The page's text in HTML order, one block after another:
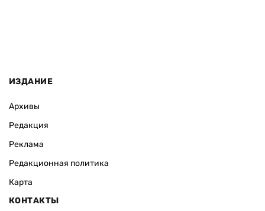
ИЗДАНИЕ
Архивы
Редакция
Реклама
Редакционная политика
Карта
КОНТАКТЫ